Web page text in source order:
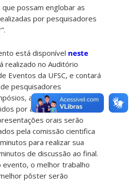
possam englobar as
por pesquisadores
está disponível neste
realizado no Auditório
Eventos da UFSC, e contará
pesquisadores
apresentações orais
por alunos inscritos. Os
orais serão
pela comissão cientifica
para realizar sua
de discussão ao final.
evento, o melhor trabalho
pôster serão